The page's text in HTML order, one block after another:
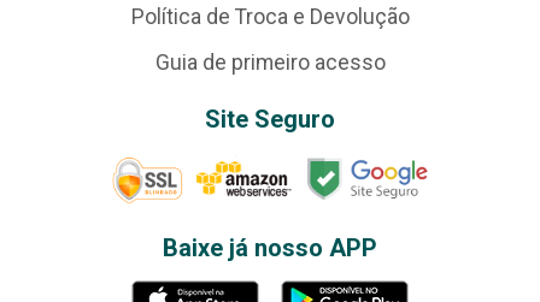
Política de Troca e Devolução
Guia de primeiro acesso
Site Seguro
Baixe já nosso APP